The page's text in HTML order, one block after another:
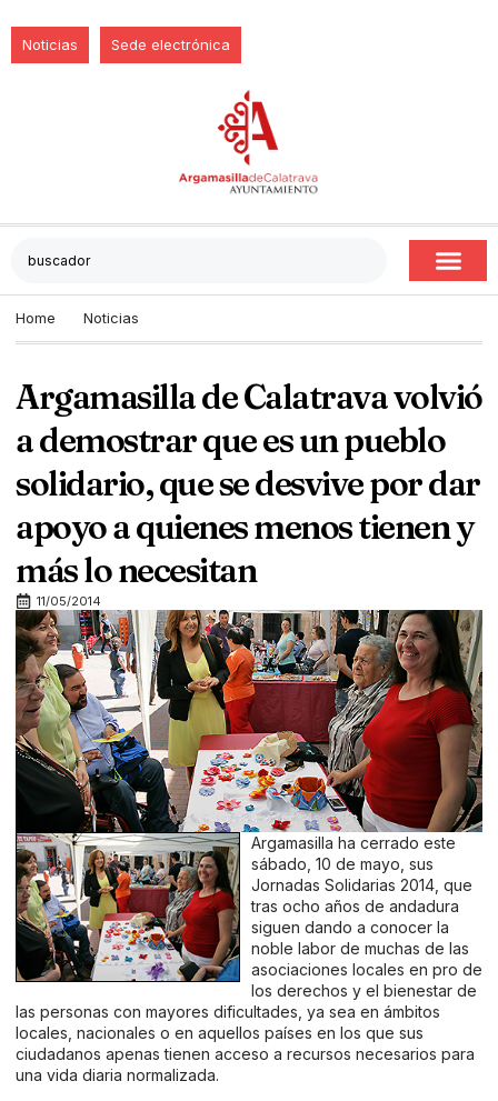
Noticias Sede electrónica
Home Noticias
Argamasilla de Calatrava volvió
a demostrar que es un pueblo
solidario, que se desvive por dar
apoyo a quienes menos tienen y
más lo necesitan
11/05/2014
Argamasilla ha cerrado este
sábado, 10 de mayo, sus
Jornadas Solidarias 2014, que
tras ocho años de andadura
siguen dando a conocer la
noble labor de muchas de las
asociaciones locales en pro de
los derechos y el bienestar de
las personas con mayores dificultades, ya sea en ámbitos
locales, nacionales o en aquellos países en los que sus
ciudadanos apenas tienen acceso a recursos necesarios para
una vida diaria normalizada.